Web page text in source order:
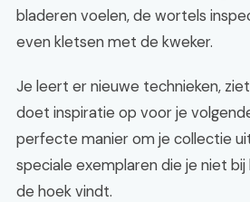
bladeren voelen, de wortels
even kletsen met de kweker.
Je leert er nieuwe technieken,
doet inspiratie op voor je
perfecte manier om je collectie
speciale exemplaren die je niet
de hoek vindt.